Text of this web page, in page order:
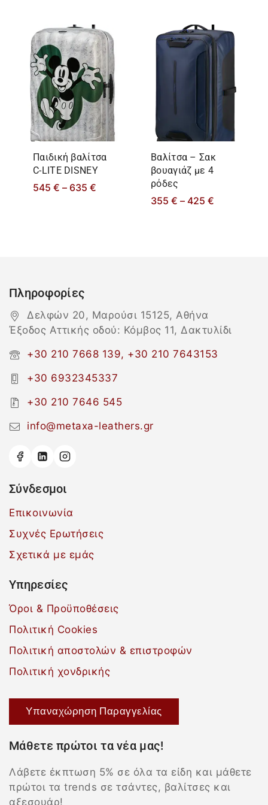
Παιδική βαλίτσα
C-LITE DISNEY
545 € – 635 €
Βαλίτσα – Σακ
βουαγιάζ με 4
ρόδες
355 € – 425 €
Πληροφορίες
Δελφών 20, Μαρούσι 15125, Αθήνα
Έξοδος Αττικής οδού: Κόμβος 11, Δακτυλίδι
+30 210 7668 139, +30 210 7643153
+30 6932345337
+30 210 7646 545
info@metaxa-leathers.gr
Σύνδεσμοι
Επικοινωνία
Συχνές Ερωτήσεις
Σχετικά με εμάς
Υπηρεσίες
Όροι & Προϋποθέσεις
Πολιτική Cookies
Πολιτική αποστολών & επιστροφών
Πολιτική χονδρικής
Υπαναχώρηση Παραγγελίας
Μάθετε πρώτοι τα νέα μας!
Λάβετε έκπτωση 5% σε όλα τα είδη και μάθετε
πρώτοι τα trends σε τσάντες, βαλίτσες και
αξεσουάρ!